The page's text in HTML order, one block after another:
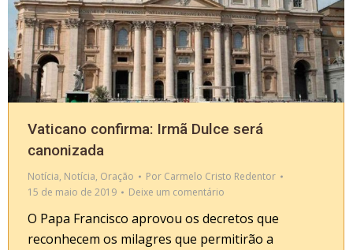
Vaticano confirma: Irmã Dulce será
canonizada
Notícia, Notícia, Oração Por Carmelo Cristo Redentor
15 de maio de 2019
Deixe um comentário
O Papa Francisco aprovou os decretos que
reconhecem os milagres que permitirão a